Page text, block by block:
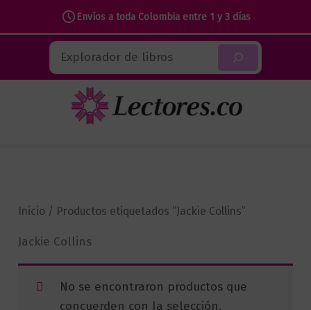
Envíos a toda Colombia entre 1 y 3 días
contenido
Buscar
Inicio / Productos etiquetados “Jackie Collins”
Jackie Collins
No se encontraron productos que
concuerden con la selección.